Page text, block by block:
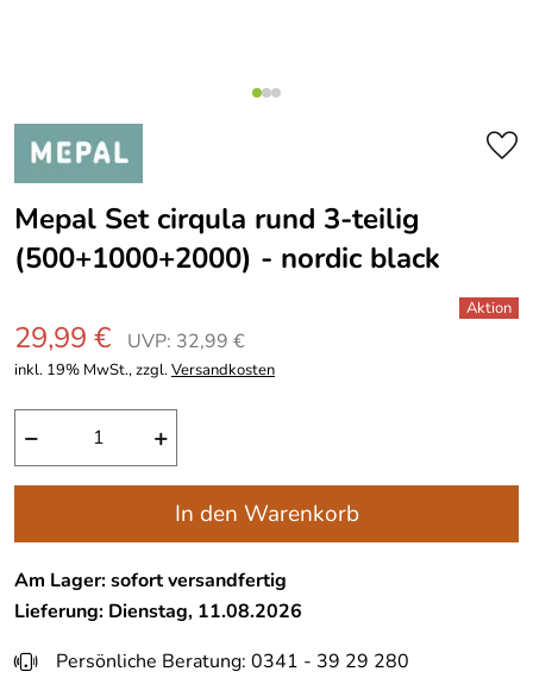
Mepal Set cirqula rund 3-teilig
(500+1000+2000) - nordic black
29,99 € UVP: 32,99 €
inkl. 19% MwSt., zzgl.Versandkosten
− +
In den Warenkorb
Am Lager: sofort versandfertig
Lieferung: Dienstag, 11.08.2026
Persönliche Beratung: 0341 - 39 29 280